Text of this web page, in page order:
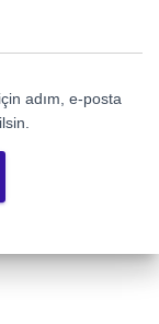
adım, e-posta